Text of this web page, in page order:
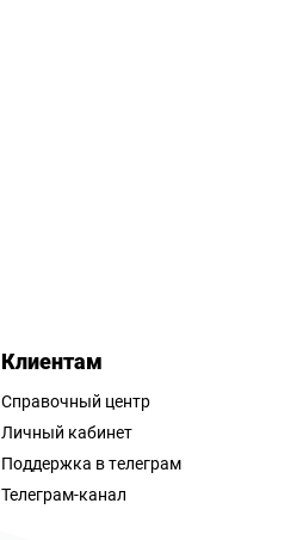
Клиентам
Справочный центр
Личный кабинет
Поддержка в телеграм
Телеграм-канал